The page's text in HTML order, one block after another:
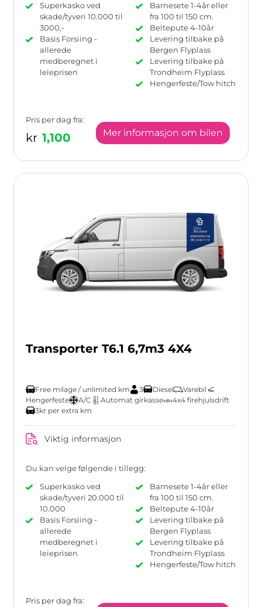
Superkasko ved
skade/tyveri 10.000 til
3000,-
Basis Forsiing -
allerede
medberegnet i
leieprisen
Barnesete 1-4år eller
fra 100 til 150 cm.
Beltepute 4-10år
Levering tilbake på
Bergen Flyplass
Levering tilbake på
Trondheim Flyplass
Hengerfeste/Tow hitch
Pris per dag fra:
kr 1,100 Mer informasjon om bilen
Transporter T6.1 6,7m3 4X4
Free milage / unlimited km 3 Diesel
Varebil
Hengerfeste
A/C Automat girkasse
4x4 firehjulsdrift
3kr per extra km
Viktig informasjon
Du kan velge følgende i tillegg:
Superkasko ved
skade/tyveri 20.000 til
10.000
Basis Forsiing -
allerede
medberegnet i
leieprisen
Barnesete 1-4år eller
fra 100 til 150 cm.
Beltepute 4-10år
Levering tilbake på
Bergen Flyplass
Levering tilbake på
Trondheim Flyplass
Hengerfeste/Tow hitch
Pris per dag fra: